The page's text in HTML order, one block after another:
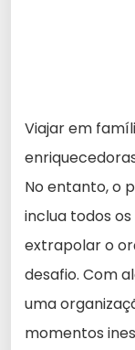
Viajar em
No entanto, o
inclua todos
extrapolar o
desafio. Com
uma
momentos